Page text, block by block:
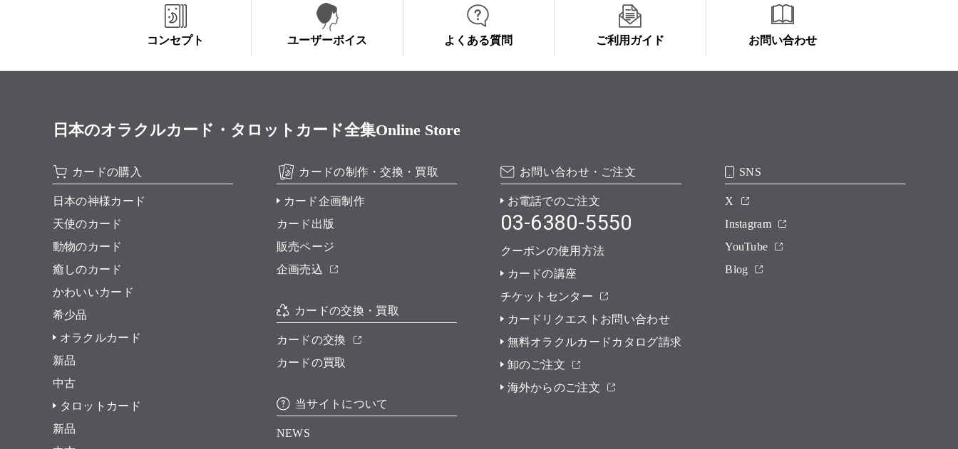
コンセプト ユーザーボイス よくある質問 ご利用ガイド お問い合わせ
日本のオラクルカード・タロットカード全集Online Store
カードの購入
日本の神様カード
天使のカード
動物のカード
癒しのカード
かわいいカード
希少品
オラクルカード
新品
中古
タロットカード
新品
カードの制作・交換・買取
カード企画制作
カード出版
販売ページ
企画売込
カードの交換・買取
カードの交換
カードの買取
当サイトについて
NEWS
お問い合わせ・ご注文
お電話でのご注文
03-6380-5550
クーポンの使用方法
カードの講座
チケットセンター
カードリクエストお問い合わせ
無料オラクルカードカタログ請求
卸のご注文
海外からのご注文
SNS
X
Instagram
YouTube
Blog